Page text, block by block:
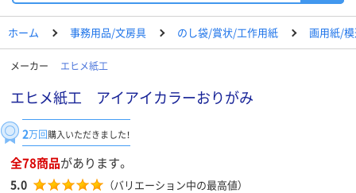
ホーム 事務用品/文房具 のし袋/賞状/工作用紙 画用紙/
メーカー エヒメ紙工
エヒメ紙工 アイアイカラーおりがみ
2万回購入いただきました！
全78商品があります。
5.0 （バリエーション中の最高値）